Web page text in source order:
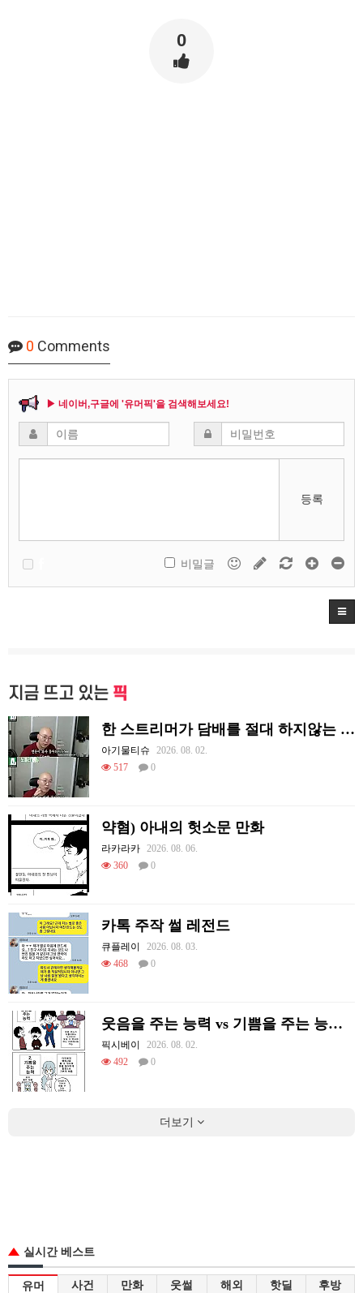
0
0 Comments
▶ 네이버,구글에 '유머픽'을 검색해보세요!
등록
비밀글
지금 뜨고 있는 픽
한 스트리머가 담배를 절대 하지않는 이유
아기물티슈
2026. 08. 02.
517
0
약혐) 아내의 헛소문 만화
라카라카
2026. 08. 06.
360
0
카톡 주작 썰 레전드
큐플레이
2026. 08. 03.
468
0
웃음을 주는 능력 vs 기쁨을 주는 능력 만화
픽시베이
2026. 08. 02.
492
0
더보기
실시간 베스트
유머 사건 만화 웃썰 해외 핫딜 후방